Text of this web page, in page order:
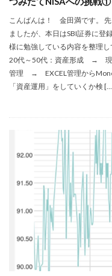
こんばんは！ 金田満です。
ましたが、本日はSBI証券に登
様に勉強している内容を整理
20代～50代：資産形成 → 現
管理 → EXCEL管理から
「資産運用」をしていくか検